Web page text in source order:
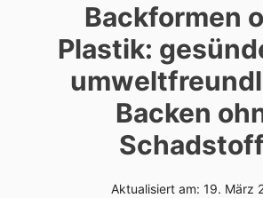
Backformen
Plastik:
Backen
Aktualisiert am: 19. März